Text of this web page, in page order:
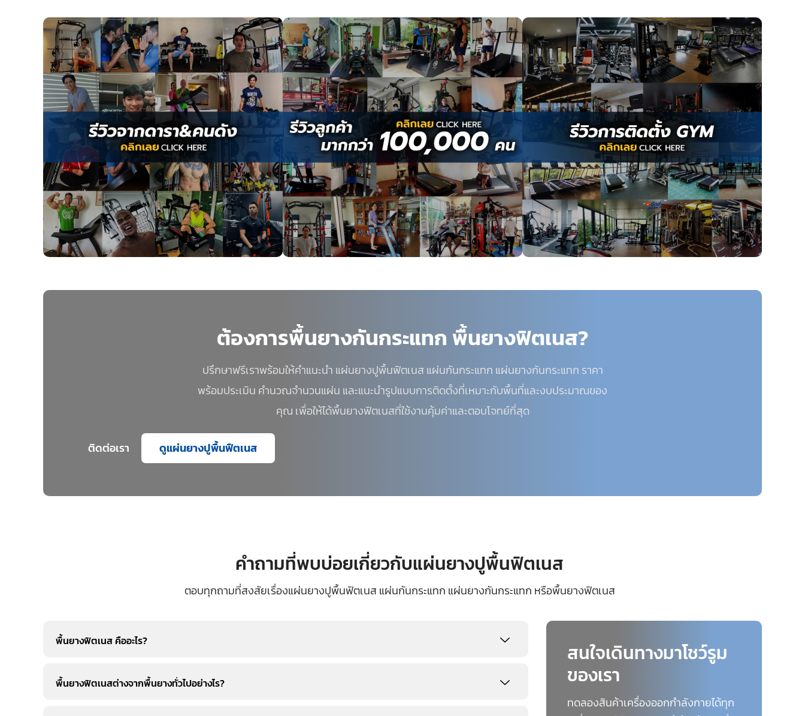
ต้องการพื้นยางกันกระแทก พื้นยางฟิตเนส?
ปรึกษาฟรีเราพร้อมให้คำแนะนำ แผ่นยางปูพื้นฟิตเนส แผ่นกันกระแทก แผ่นยางกันกระแทก ราคา
พร้อมประเมิน คำนวณจำนวนแผ่น และแนะนำรูปแบบการติดตั้งที่เหมาะกับพื้นที่และงบประมาณของ
คุณ เพื่อให้ได้พื้นยางฟิตเนสที่ใช้งานคุ้มค่าและตอบโจทย์ที่สุด
ติดต่อเรา ดูแผ่นยางปูพื้นฟืตเนส
คำถามที่พบบ่อยเกี่ยวกับแผ่นยางปูพื้นฟิตเนส
ตอบทุกถามที่สงสัยเรื่องแผ่นยางปูพื้นฟิตเนส แผ่นกันกระแทก แผ่นยางกันกระแทก หรือพื้นยางฟิตเนส
พื้นยางฟิตเนส คืออะไร?
พื้นยางฟิตเนสต่างจากพื้นยางทั่วไปอย่างไร?
สนใจเดินทางมาโชว์รูม
ของเรา
ทดลองสินค้าเครื่องออกกำลังกายได้ทุก